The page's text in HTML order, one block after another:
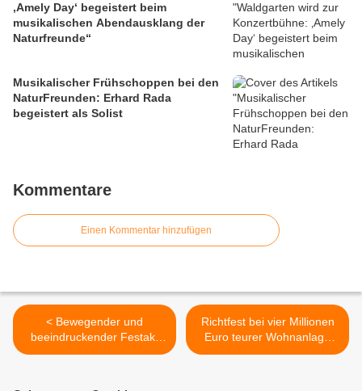
‚Amely Day‘ begeistert beim
musikalischen Abendausklang der
Naturfreunde“
Musikalischer Frühschoppen bei den
NaturFreunden: Erhard Rada
begeistert als Solist
Kommentare
Einen Kommentar hinzufügen
< Bewegender und
beeindruckender Festakt
am Ehrenmal in
Richtfest bei vier Millionen
Euro teurer Wohnanlage
mitten im Veitshöchheimer